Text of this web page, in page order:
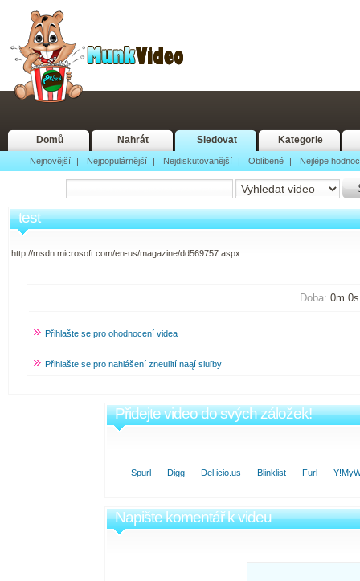
Domů Nahrát Sledovat Kategorie
Nejnovější | Nejpopulárnější | Nejdiskutovanější | Oblíbené | Nejlépe
test
http://msdn.microsoft.com/en-us/magazine/dd569757.aspx
Doba: 0m
Přihlašte se pro ohodnocení videa
Přihlašte se pro nahlášení zneuľití naąí sluľby
Přidejte video do svých záložek!
Spurl Digg Del.icio.us Blinklist Furl
Napište komentář k videu